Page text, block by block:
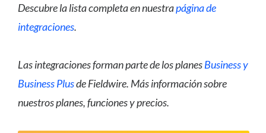
Descubre la lista completa en nuestrapágina de
integraciones.
Las integraciones forman parte de los planesBusiness y
Business Plusde Fieldwire. Más información sobre
nuestros planes, funciones y precios.